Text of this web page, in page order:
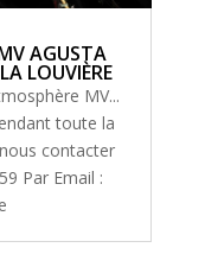
AGUSTA
LOUVIÈRE
MV...
toute la
contacter
Par Email :